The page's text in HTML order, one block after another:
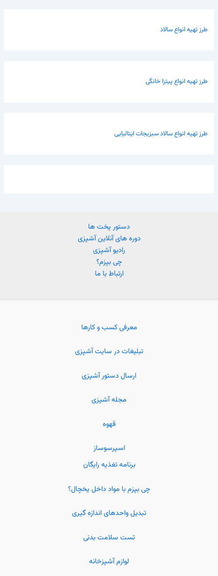
طرز تهیه انواع سالاد
طرز تهیه انواع پیتزا خانگی
طرز تهیه انواع سالاد سبزیجات ایتالیایی
دستور پخت ها
دوره های آنلاین آشپزی
رادیو آشپزی
چی بپزم؟
ارتباط با ما
معرفی کسب و کارها
تبلیغات در سایت آشپزی
ارسال دستور آشپزی
مجله آشپزی
قهوه
اسپرسوساز
برنامه تغذیه رایگان
چی بپزم با مواد داخل یخچال؟
تبدیل واحدهای اندازه گیری
تست سلامت بدنی
لوازم آشپزخانه